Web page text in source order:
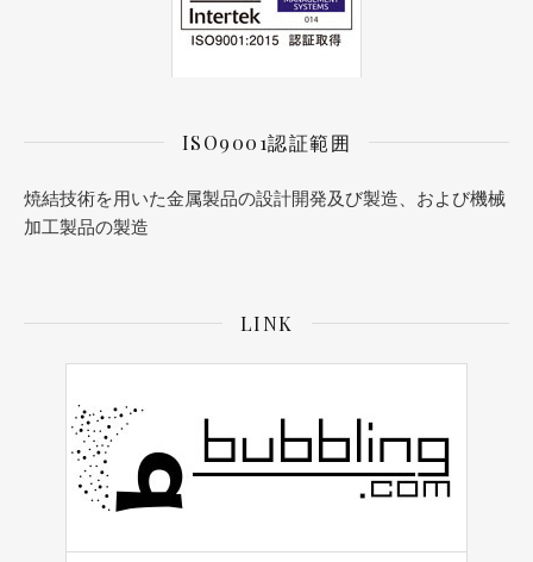
ISO9001認証範囲
焼結技術を用いた金属製品の設計開発及び製造、および機械
加工製品の製造
LINK